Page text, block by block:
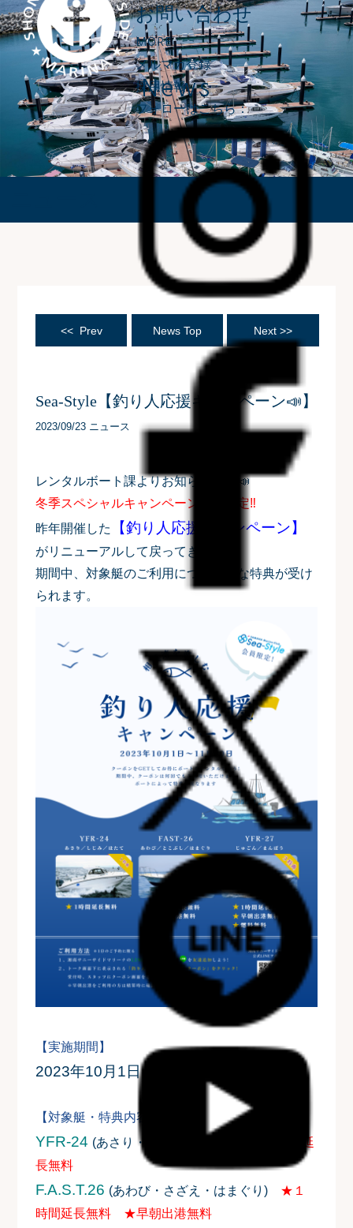
お問い合わせ
MORE
メルマガ登録
採用情報
フォローはこちら：
News
<< Prev News Top Next >>
Sea-Style【釣り人応援キャンペーン📣】
2023/09/23 ニュース
レンタルボート課よりお知らせです📣
冬季スペシャルキャンペーン開催決定‼
昨年開催した
【釣り人応援キャンペーン】
がリニューアルして戻ってきます‼
期間中、対象艇のご利用につきお得な特典が受け
られます。
【実施期間】
2023年10月1日～11月30日
【対象艇・特典内容】
YFR-24 (あさり・しじみ・ほたて)
★１時間延
長無料
F.A.S.T.26 (あわび・さざえ・はまぐり) ★１
時間延長無料 ★早朝出港無料